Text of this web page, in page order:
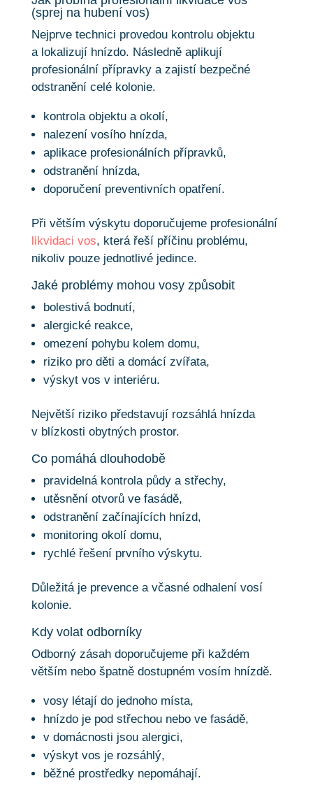
(sprej na hubení vos)
Nejprve technici provedou kontrolu objektu
a lokalizují hnízdo. Následně aplikují
profesionální přípravky a zajistí bezpečné
odstranění celé kolonie.
kontrola objektu a okolí,
nalezení vosího hnízda,
aplikace profesionálních přípravků,
odstranění hnízda,
doporučení preventivních opatření.
Při větším výskytu doporučujeme profesionální
likvidaci vos, která řeší příčinu problému,
nikoliv pouze jednotlivé jedince.
Jaké problémy mohou vosy způsobit
bolestivá bodnutí,
alergické reakce,
omezení pohybu kolem domu,
riziko pro děti a domácí zvířata,
výskyt vos v interiéru.
Největší riziko představují rozsáhlá hnízda
v blízkosti obytných prostor.
Co pomáhá dlouhodobě
pravidelná kontrola půdy a střechy,
utěsnění otvorů ve fasádě,
odstranění začínajících hnízd,
monitoring okolí domu,
rychlé řešení prvního výskytu.
Důležitá je prevence a včasné odhalení vosí
kolonie.
Kdy volat odborníky
Odborný zásah doporučujeme při každém
větším nebo špatně dostupném vosím hnízdě.
vosy létají do jednoho místa,
hnízdo je pod střechou nebo ve fasádě,
v domácnosti jsou alergici,
výskyt vos je rozsáhlý,
běžné prostředky nepomáhají.